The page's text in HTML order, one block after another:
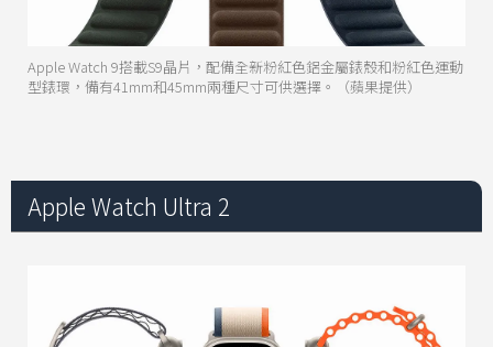
Apple Watch 9搭載S9晶片，配備全新粉紅色鋁金屬錶殼和粉紅色運動
型錶環，備有41mm和45mm兩種尺寸可供選擇。（蘋果提供）
Apple Watch Ultra 2